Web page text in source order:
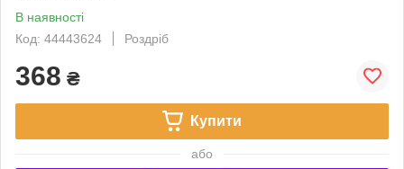
В наявності
Код: 44443624
Роздріб
368 ₴
Купити
або